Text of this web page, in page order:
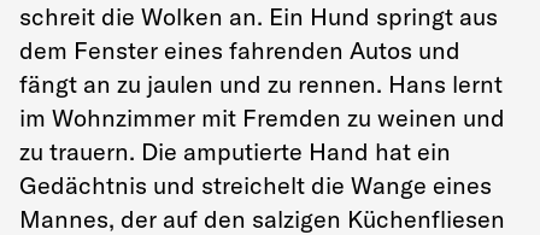
schreit die Wolken an. Ein Hund springt aus
dem Fenster eines fahrenden Autos und
fängt an zu jaulen und zu rennen. Hans lernt
im Wohnzimmer mit Fremden zu weinen und
zu trauern. Die amputierte Hand hat ein
Gedächtnis und streichelt die Wange eines
Mannes, der auf den salzigen Küchenfliesen